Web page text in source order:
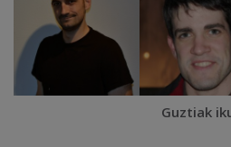
Guztiak